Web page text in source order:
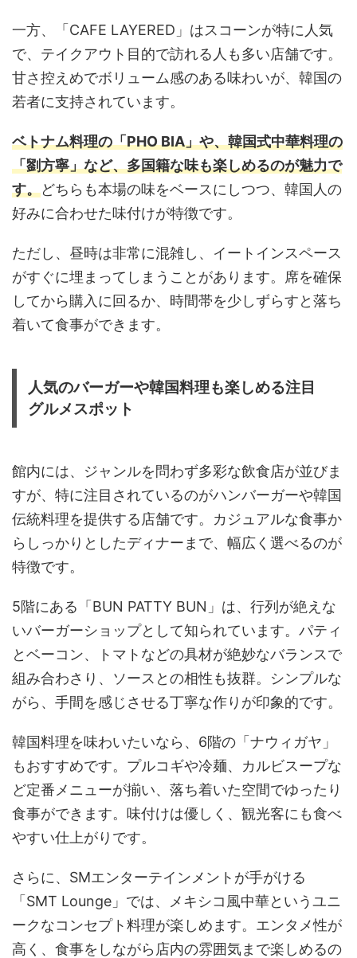
一方、「CAFE LAYERED」はスコーンが特に人気
で、テイクアウト目的で訪れる人も多い店舗です。
甘さ控えめでボリューム感のある味わいが、韓国の
若者に支持されています。
ベトナム料理の「PHO BIA」や、韓国式中華料理の
「劉方寧」など、多国籍な味も楽しめるのが魅力で
す。どちらも本場の味をベースにしつつ、韓国人の
好みに合わせた味付けが特徴です。
ただし、昼時は非常に混雑し、イートインスペース
がすぐに埋まってしまうことがあります。席を確保
してから購入に回るか、時間帯を少しずらすと落ち
着いて食事ができます。
人気のバーガーや韓国料理も楽しめる注目
グルメスポット
館内には、ジャンルを問わず多彩な飲食店が並びま
すが、特に注目されているのがハンバーガーや韓国
伝統料理を提供する店舗です。カジュアルな食事か
らしっかりとしたディナーまで、幅広く選べるのが
特徴です。
5階にある「BUN PATTY BUN」は、行列が絶えな
いバーガーショップとして知られています。パティ
とベーコン、トマトなどの具材が絶妙なバランスで
組み合わさり、ソースとの相性も抜群。シンプルな
がら、手間を感じさせる丁寧な作りが印象的です。
韓国料理を味わいたいなら、6階の「ナウィガヤ」
もおすすめです。プルコギや冷麺、カルビスープな
ど定番メニューが揃い、落ち着いた空間でゆったり
食事ができます。味付けは優しく、観光客にも食べ
やすい仕上がりです。
さらに、SMエンターテインメントが手がける
「SMT Lounge」では、メキシコ風中華というユニ
ークなコンセプト料理が楽しめます。エンタメ性が
高く、食事をしながら店内の雰囲気まで楽しめるの